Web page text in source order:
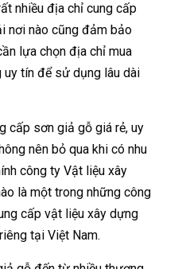
nhiều địa chỉ cung cấp
nơi nào cũng đảm bảo
lựa chọn địa chỉ mua
uy tín để sử dụng lâu dài
cấp sơn giả gỗ giá rẻ, uy
nên bỏ qua khi có nhu
công ty Vật liệu xây
là một trong những công
cấp vật liệu xây dựng
tại Việt Nam.